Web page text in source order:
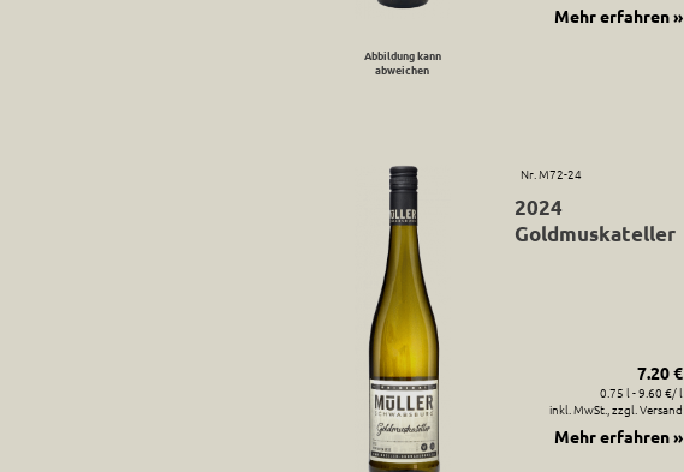
Abbildung kann
abweichen
Mehr erfahren »
Nr. M72-24
2024
Goldmuskateller
7.20 €
0.75 l - 9.60 €/ l
inkl. MwSt., zzgl. Versand
Mehr erfahren »